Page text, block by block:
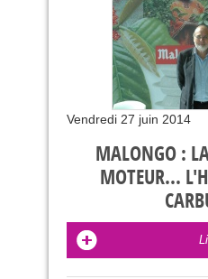
Vendredi 27 juin 2014
MALONGO :
MOTEUR...